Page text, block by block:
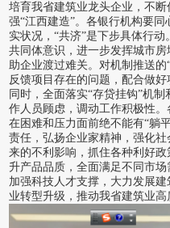
培育我省建筑业龙头企业，不
强“江西建造”。各银行机构要
实状况，“共济”是下步具体行
共同体意识，进一步发挥城市
助企业渡过难关。对机制推送
反馈项目存在的问题，配合做好
同时，全面落实“存贷挂钩”机
作人员顾虑，调动工作积极性。
在困难和压力面前绝不能有“躺
责任，弘扬企业家精神，强化
来的不利影响，抓住各种利好
升产品品质，全面满足不同市
加强科技人才支撑，大力发展
业转型升级，推动我省建筑业高